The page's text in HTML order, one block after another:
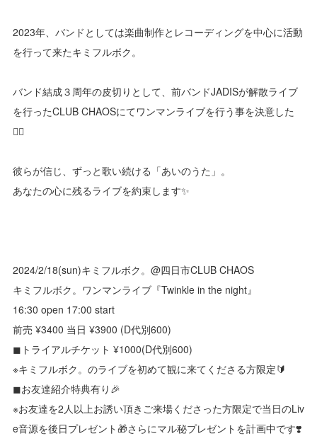
2023年、バンドとしては楽曲制作とレコーディングを中心に活動
を行って来たキミフルボク。
バンド結成３周年の皮切りとして、前バンドJADISが解散ライブ
を行ったCLUB CHAOSにてワンマンライブを行う事を決意した
❤️‍🔥
彼らが信じ、ずっと歌い続ける「あいのうた」。
あなたの心に残るライブを約束します✨
2024/2/18(sun)キミフルボク。@四日市CLUB CHAOS
キミフルボク。ワンマンライブ『Twinkle in the night』
16:30 open 17:00 start
前売 ¥3400 当日 ¥3900 (D代別600)
◼︎トライアルチケット ¥1000(D代別600)
※キミフルボク。のライブを初めて観に来てくださる方限定🔰
◼︎お友達紹介特典有り🎉
※お友達を2人以上お誘い頂きご来場くださった方限定で当日のLiv
e音源を後日プレゼント🎁さらにマル秘プレゼントを計画中です❣️